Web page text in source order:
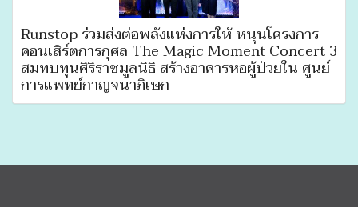
Runstop ร่วมส่งต่อพลังแห่งการให้ หนุนโครงการ
คอนเสิร์ตการกุศล The Magic Moment Concert 3
สมทบทุนศิริราชมูลนิธิ สร้างอาคารหอผู้ป่วยใน ศูนย์
การแพทย์กาญจนาภิเษก